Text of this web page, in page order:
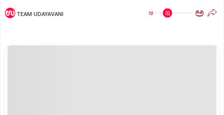
TEAM UDAYAVANI ಅ ಅ